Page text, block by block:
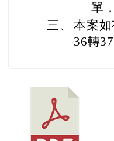
單
三、 本案
36轉